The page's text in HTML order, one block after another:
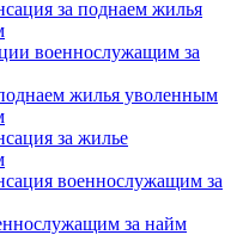
за поднаем жилья
военнослужащим за
жилья уволенным
за жилье
военнослужащим за
за найм